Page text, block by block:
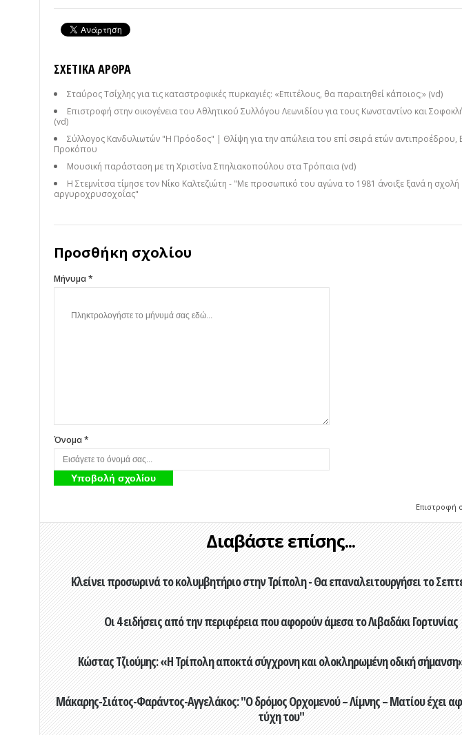
ΣΧΕΤΙΚΆ ΆΡΘΡΑ
Σταύρος Τσίχλης για τις καταστροφικές πυρκαγιές: «Επιτέλους, θα παραιτηθεί κάποιος;» (vd)
Επιστροφή στην οικογένεια του Αθλητικού Συλλόγου Λεωνιδίου για τους Κωνσταντίνο και
(vd)
Σύλλογος Κανδυλιωτών "Η Πρόοδος" | Θλίψη για την απώλεια του επί σειρά ετών αντιπροέδρου,
Προκόπου
Μουσική παράσταση με τη Χριστίνα Σπηλιακοπούλου στα Τρόπαια (vd)
Η Στεμνίτσα τίμησε τον Νίκο Καλτεζιώτη - "Με προσωπικό του αγώνα το 1981 άνοιξε ξανά η σχολή
αργυροχρυσοχοΐας"
Προσθήκη σχολίου
Μήνυμα *
Όνομα *
Επιστροφή
Διαβάστε επίσης...
Κλείνει προσωρινά το κολυμβητήριο στην Τρίπολη - Θα επαναλειτουργήσει το
Οι 4 ειδήσεις από την περιφέρεια που αφορούν άμεσα το Λιβαδάκι Γορτυνίας
Κώστας Τζιούμης: «Η Τρίπολη αποκτά σύγχρονη και ολοκληρωμένη οδική
Μάκαρης-Σιάτος-Φαράντος-Αγγελάκος: "Ο δρόμος Ορχομενού – Λίμνης – Ματίου έχει
τύχη του"